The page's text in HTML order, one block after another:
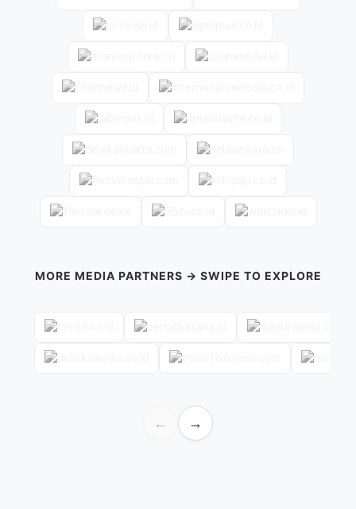
MORE MEDIA PARTNERS → SWIPE TO EXPLORE
← →